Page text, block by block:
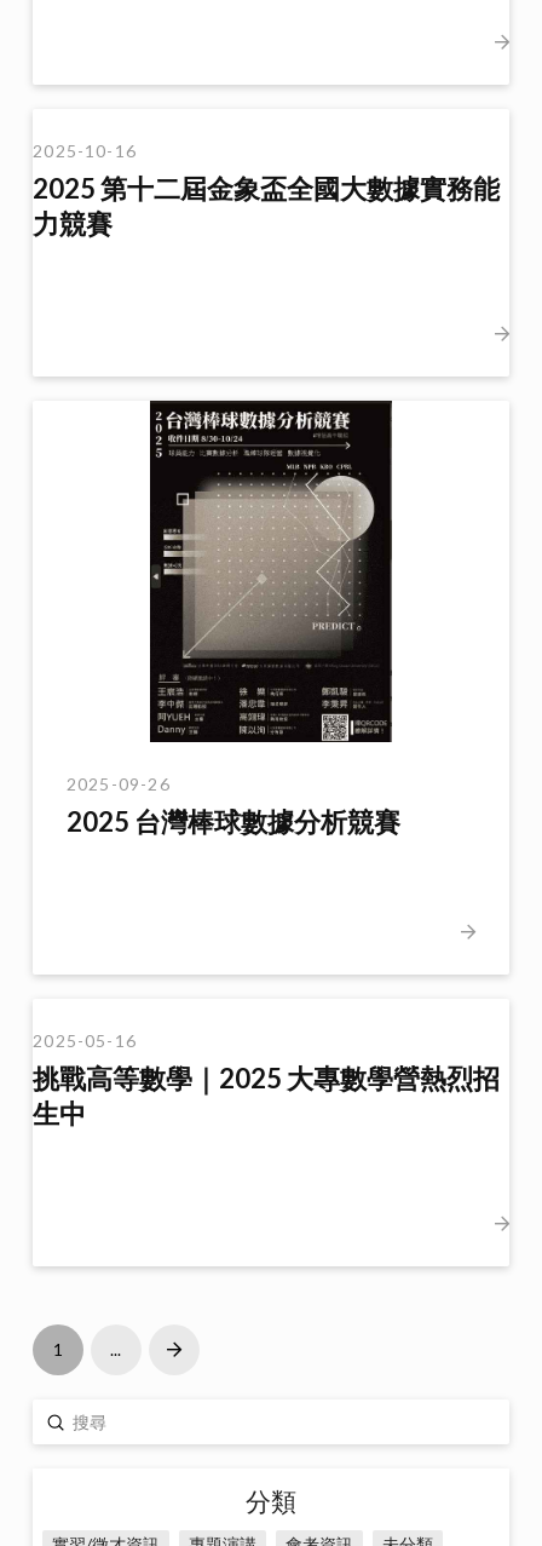
2025-10-16
2025 第十二屆金象盃全國大數據實務能
力競賽
2025-09-26
2025 台灣棒球數據分析競賽
2025-05-16
挑戰高等數學｜2025 大專數學營熱烈招
生中
1 ... Next
Search
Submit
分類